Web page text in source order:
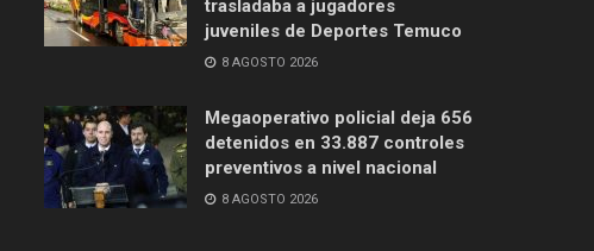
trasladaba a jugadores
juveniles de Deportes Temuco
8 AGOSTO 2026
Megaoperativo policial deja 656
detenidos en 33.887 controles
preventivos a nivel nacional
8 AGOSTO 2026